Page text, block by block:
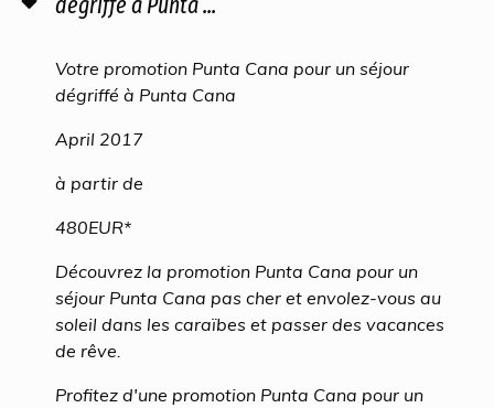
Votre promotion Punta Cana pour un séjour
dégriffé à Punta Cana
April 2017
à partir de
480EUR*
Découvrez la promotion Punta Cana pour un
séjour Punta Cana pas cher et envolez-vous au
soleil dans les caraïbes et passer des vacances
de rêve.
Profitez d'une promotion Punta Cana pour un